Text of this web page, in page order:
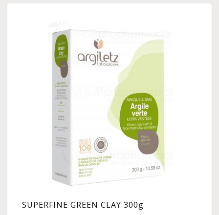
SUPERFINE GREEN CLAY 300g